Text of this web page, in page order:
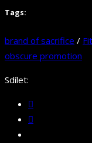
Tags:
brand of sacrifice /
obscure promotion
Sdílet: